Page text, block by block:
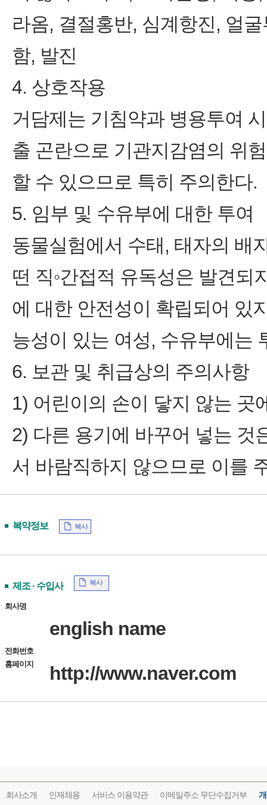
라옴, 결절홍반, 심계항진, 얼
함, 발진
4. 상호작용
거담제는 기침약과 병용투여
출 곤란으로 기관지감염의 위
할 수 있으므로 특히 주의한다.
5. 임부 및 수유부에 대한 투여
동물실험에서 수태, 태자의 배
떤 직◦간접적 유독성은 발견되
에 대한 안전성이 확립되어 있
능성이 있는 여성, 수유부에는
6. 보관 및 취급상의 주의사항
1) 어린이의 손이 닿지 않는 곳
2) 다른 용기에 바꾸어 넣는 것
서 바람직하지 않으므로 이를
복약정보 복사
제조 · 수입사 복사
회사명
english name
전화번호
홈페이지
http://www.naver.com
회사소개 인재채용 서비스 이용약관 이메일주소 무단수집거부